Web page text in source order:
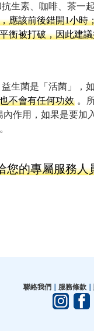
生素、咖啡、茶一
應該前後錯開1小時
衡被打破，因此建
生菌是「活菌」，
不會有任何功效 。
作用，如果是要加
的專屬服務人
聯絡我們 服務條款｜